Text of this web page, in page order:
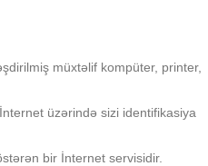
müxtəlif kompüter, printer,
üzərində sizi identifikasiya
bir İnternet servisidir.